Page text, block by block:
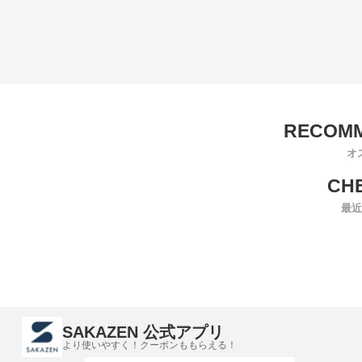
オ
最
SAKAZEN 公式アプリ
より使いやすく！クーポンももらえる！